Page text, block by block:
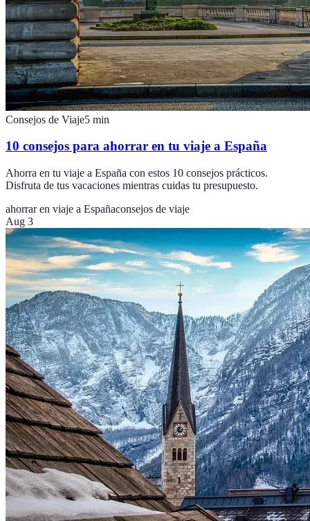
Consejos de Viaje5 min
10 consejos para ahorrar en tu viaje a España
Ahorra en tu viaje a España con estos 10 consejos prácticos.
Disfruta de tus vacaciones mientras cuidas tu presupuesto.
ahorrar en viaje a Españaconsejos de viaje
Aug 3